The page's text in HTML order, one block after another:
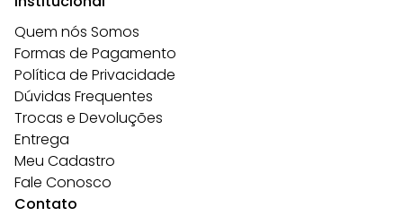
Quem nós Somos
Formas de Pagamento
Política de Privacidade
Dúvidas Frequentes
Trocas e Devoluções
Entrega
Meu Cadastro
Fale Conosco
Contato